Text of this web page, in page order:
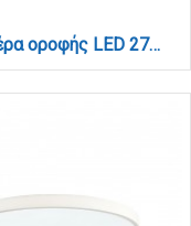
Πλαφονιέρα οροφής LED 27W 4cct από λευκό ακρυλικό D:40cm (42048-B)